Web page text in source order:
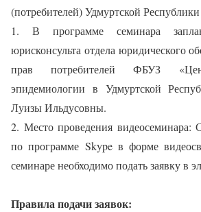
(потребителей) Удмуртской Республики
1. В программе семинара
юрисконсульта отдела юридического
прав потребителей ФБУЗ
эпидемиологии в Удмуртской
Луизы Ильдусовны.
2. Место проведения видеосеминара:
по программе Skype в форме
семинаре необходимо подать заявку в
Правила подачи заявок: